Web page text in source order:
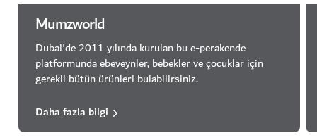
Mumzworld
Dubai'de 2011 yılında kurulan bu e-perakende
platformunda ebeveynler, bebekler ve çocuklar için
gerekli bütün ürünleri bulabilirsiniz.
Daha fazla bilgi